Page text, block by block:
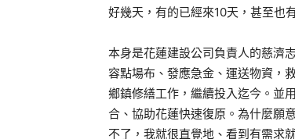
好幾天，有的已經來10天，甚至也
本身是花蓮建設公司負責人的慈濟
容點場布、發應急金、運送物資，
鄉鎮修繕工作，繼續投入迄今。並
合、協助花蓮快速復原。為什麼願
不了，我就很直覺地、看到有需求